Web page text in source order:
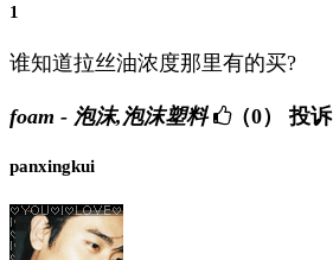
1
谁知道拉丝油浓度那里有的买?
foam - 泡沫,泡沫塑料 （0） 投诉
panxingkui